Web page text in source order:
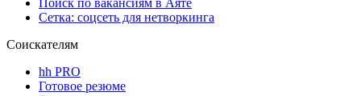
Поиск по вакансиям в Аяте
Сетка: соцсеть для нетворкинга
Соискателям
hh PRO
Готовое резюме